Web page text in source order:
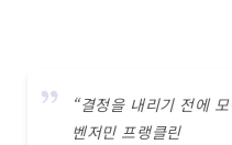
“결정을 내리기 전에
벤저민 프랭클린